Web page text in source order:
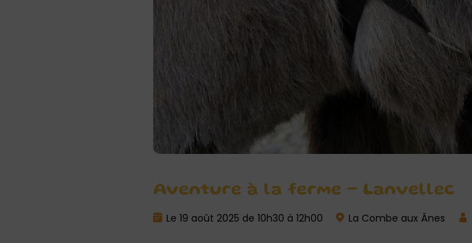
Aventure à la ferme – Lanvellec
Le 19 août 2025 de 10h30 à 12h00 La Combe aux Ânes